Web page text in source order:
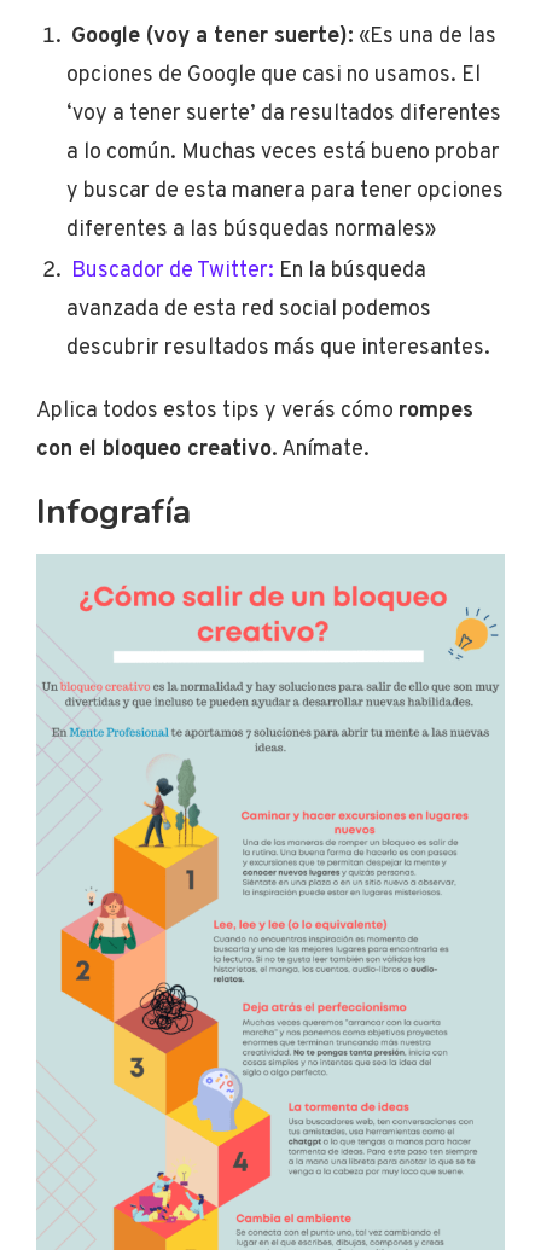
Google (voy a tener suerte): «Es una de las
opciones de Google que casi no usamos. El
‘voy a tener suerte’ da resultados diferentes
a lo común. Muchas veces está bueno probar
y buscar de esta manera para tener opciones
diferentes a las búsquedas normales»
Buscador de Twitter: En la búsqueda
avanzada de esta red social podemos
descubrir resultados más que interesantes.
Aplica todos estos tips y verás cómo rompes
con el bloqueo creativo. Anímate.
Infografía